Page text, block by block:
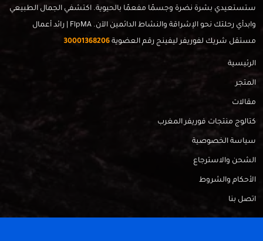
ستستعيدي بشرة نضرة وجسمًا مفعمًا بالحيوية. اكتشفي الجمال الطبيعي
وابدأي رحلتك نحو الإشراقة والنشاط الدائمين الآن. FlpMA | رائد أعمال
مستقل شريك لفوريفر ليفينج رقم العضوية 30001368206
الرئيسية
المتجر
مقالات
كتالوج منتجات فوريفر المغرب
سياسة الخصوصية
الشحن والاسترجاع
الأحكام والشروط
اتصل بنا